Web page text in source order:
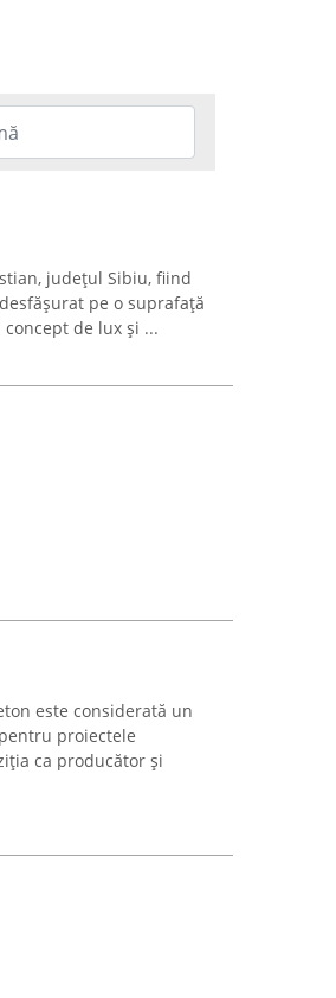
județul Sibiu, fiind
pe o suprafață
de lux și ...
este considerată un
proiectele
ca producător și